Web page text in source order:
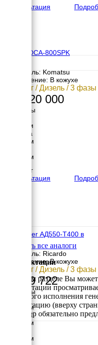
Консультация
Denyo DCA-800SPK
Двигатель: Komatsu
Исполнение: В кожухе
560 кВт / Дизель / 3 фазы
14 320 000
Размеры
6110 мм
Ширина
1950 мм
2500 мм
11200 кг
Консультация
EcoPower АД550-T400 в
Двигатель: Ricardo
Исполнение: В кожухе
550 кВт / Дизель / 3 фазы
4 329 722
Размеры
3440 мм
Ширина
1480 мм
2240 мм
Смотреть все аналоги
Комплектации
В данном разделе Вы
комплектации
требуемого исполнения
консультацию (вверху
менеджер обязательно